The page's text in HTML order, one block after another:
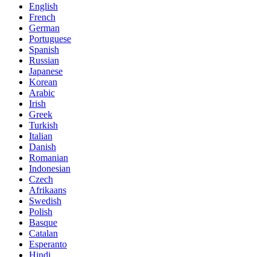
English
French
German
Portuguese
Spanish
Russian
Japanese
Korean
Arabic
Irish
Greek
Turkish
Italian
Danish
Romanian
Indonesian
Czech
Afrikaans
Swedish
Polish
Basque
Catalan
Esperanto
Hindi